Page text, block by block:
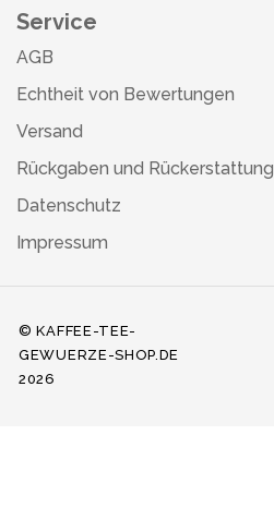
Service
AGB
Echtheit von Bewertungen
Versand
Rückgaben und Rückerstattung
Datenschutz
Impressum
© KAFFEE-TEE-
GEWUERZE-SHOP.DE
2026